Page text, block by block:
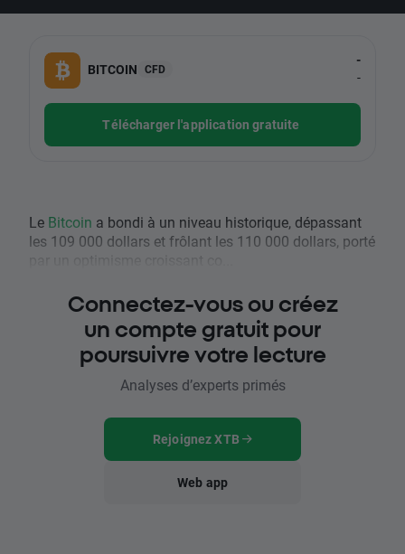
BITCOIN CFD
-
-
Télécharger l'application gratuite
Le Bitcoin a bondi à un niveau historique, dépassant
les 109 000 dollars et frôlant les 110 000 dollars, porté
Connectez-vous ou créez
un compte gratuit pour
poursuivre votre lecture
Analyses d’experts primés
Rejoignez XTB
Web app